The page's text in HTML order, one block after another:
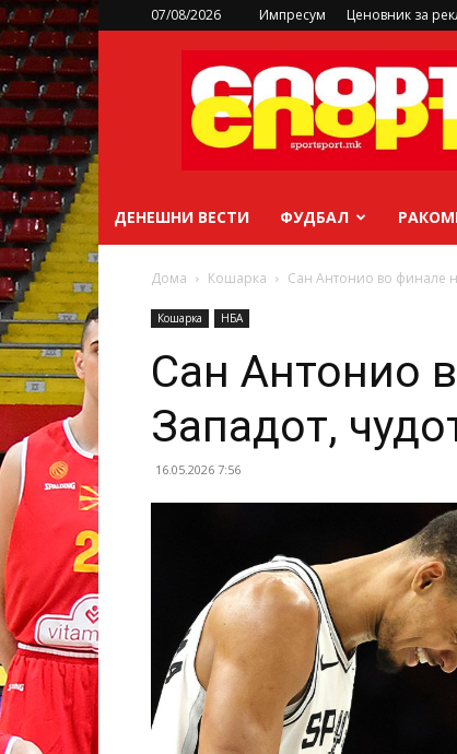
07/08/2026 Импресум Ценовник за
sportsport.mk
ДЕНЕШНИ ВЕСТИ ФУДБАЛ
Дома Кошарка Сан Антонио во финале
Кошарка НБА
Сан Антонио
Западот,
16.05.2026 7:56